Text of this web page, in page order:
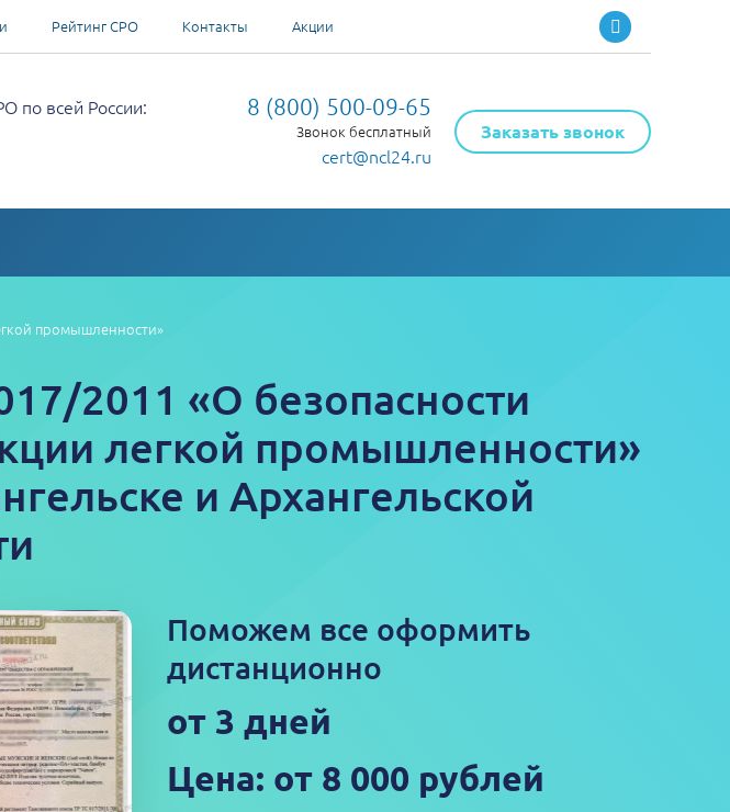
Рейтинг СРО Контакты Акции
по всей России:
8 (800) 500-09-65
Звонок бесплатный
cert@ncl24.ru
Заказать звонок
промышленности»
2011 «О безопасности
легкой промышленности»
и Архангельской
Поможем все оформить
дистанционно
от 3 дней
Цена: от 8 000 рублей